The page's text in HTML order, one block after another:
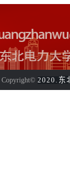
Copyright© 2020. 东